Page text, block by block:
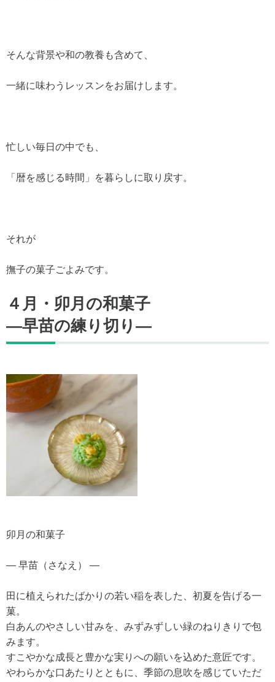
そんな背景や和の教養も含めて、
一緒に味わうレッスンをお届けします。
忙しい毎日の中でも、
「暦を感じる時間」を暮らしに取り戻す。
それが
撫子の菓子ごよみです。
４月・卯月の和菓子
―早苗の練り切り―
卯月の和菓子
― 早苗（さなえ） ―
田に植えられたばかりの若い稲を表した、初夏を告げる一
菓。
白あんのやさしい甘みを、みずみずしい緑のねりきりで包
みます。
すこやかな成長と豊かな実りへの願いを込めた意匠です。
やわらかな口あたりとともに、季節の息吹を感じていただ